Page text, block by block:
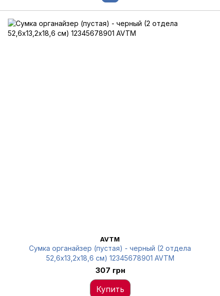
AVTM
Сумка органайзер (пустая) - черный (2 отдела
52,6х13,2х18,6 см) 12345678901 AVTM
307 грн
Купить